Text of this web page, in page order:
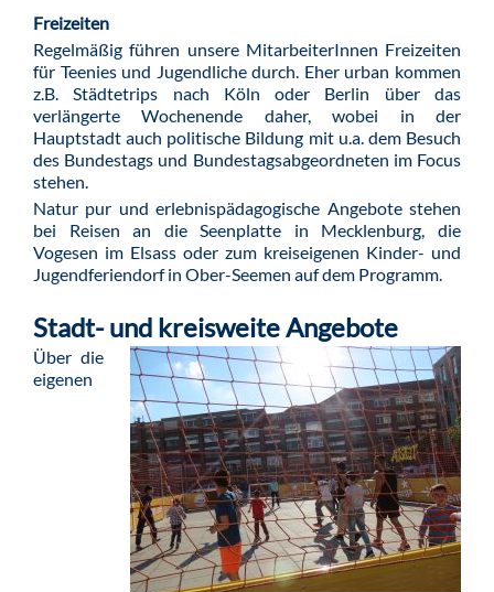
Freizeiten
Regelmäßig führen unsere MitarbeiterInnen Freizeiten
für Teenies und Jugendliche durch. Eher urban kommen
z.B. Städtetrips nach Köln oder Berlin über das
verlängerte Wochenende daher, wobei in der
Hauptstadt auch politische Bildung mit u.a. dem Besuch
des Bundestags und Bundestagsabgeordneten im Focus
stehen.
Natur pur und erlebnispädagogische Angebote stehen
bei Reisen an die Seenplatte in Mecklenburg, die
Vogesen im Elsass oder zum kreiseigenen Kinder- und
Jugendferiendorf in Ober-Seemen auf dem Programm.
Stadt- und kreisweite Angebote
Über die
eigenen